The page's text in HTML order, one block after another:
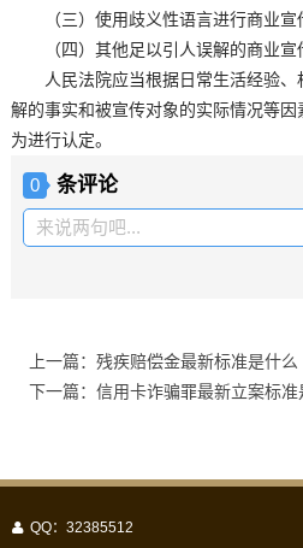
（三）使用歧义性语言进行商业宣
（四）其他足以引人误解的商业宣
人民法院应当根据日常生活经验、
解的事实和被宣传对象的实际情况等
为进行认定。
0 条评论
来说两句吧...
上一篇：残疾赔偿金最新标准是什么
下一篇：信用卡诈骗罪最新立案标准
QQ：32385512